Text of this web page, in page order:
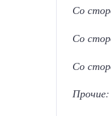
Со
Со
Со
Прочие: